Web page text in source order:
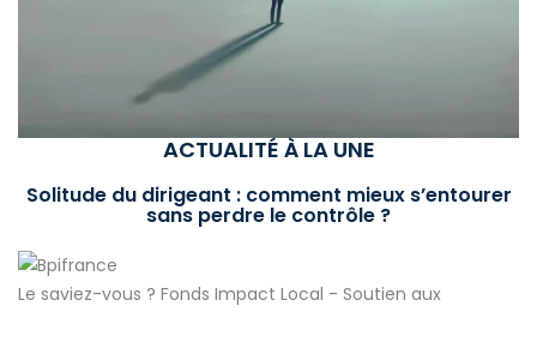
ACTUALITÉ À LA UNE
Solitude du dirigeant : comment mieux s’entourer
sans perdre le contrôle ?
Le saviez-vous ? Fonds Impact Local - Soutien aux